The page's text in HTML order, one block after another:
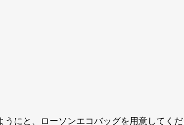
にと、ローソンエコバッグを用意してく